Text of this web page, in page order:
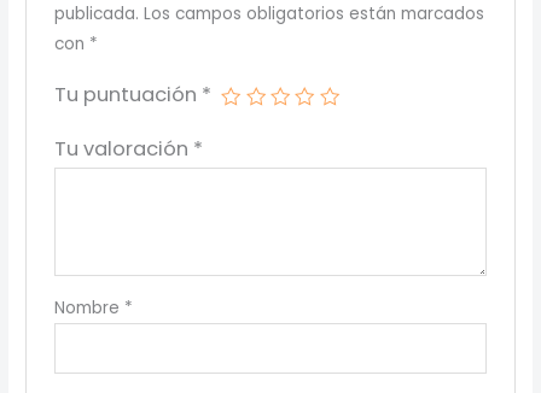
publicada. Los campos obligatorios están marcados
con *
Tu puntuación *
Tu valoración *
Nombre *